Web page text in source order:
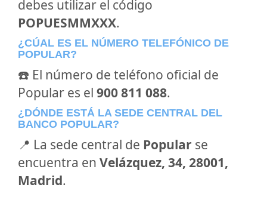
debes utilizar el código
POPUESMMXXX.
¿CÚAL ES EL NÚMERO TELEFÓNICO DE
POPULAR?
☎️ El número de teléfono oficial de
Popular es el 900 811 088.
¿DÓNDE ESTÁ LA SEDE CENTRAL DEL
BANCO POPULAR?
📍 La sede central de Popular se
encuentra en Velázquez, 34, 28001,
Madrid.